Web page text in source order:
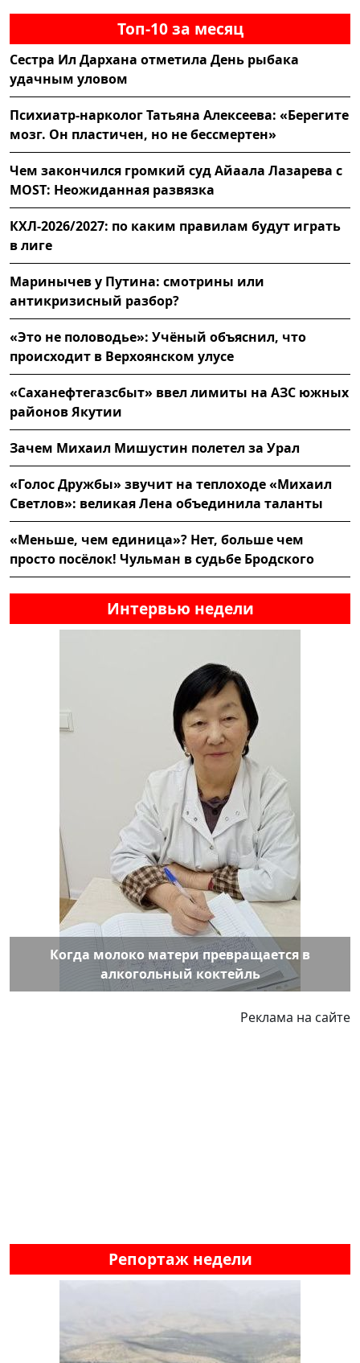
Топ-10 за месяц
Сестра Ил Дархана отметила День рыбака
удачным уловом
Психиатр-нарколог Татьяна Алексеева: «Берегите
мозг. Он пластичен, но не бессмертен»
Чем закончился громкий суд Айаала Лазарева с
MOST: Неожиданная развязка
КХЛ-2026/2027: по каким правилам будут играть
в лиге
Маринычев у Путина: смотрины или
антикризисный разбор?
«Это не половодье»: Учёный объяснил, что
происходит в Верхоянском улусе
«Саханефтегазсбыт» ввел лимиты на АЗС южных
районов Якутии
Зачем Михаил Мишустин полетел за Урал
«Голос Дружбы» звучит на теплоходе «Михаил
Светлов»: великая Лена объединила таланты
«Меньше, чем единица»? Нет, больше чем
просто посёлок! Чульман в судьбе Бродского
Интервью недели
Когда молоко матери превращается в
алкогольный коктейль
Реклама на сайте
Репортаж недели